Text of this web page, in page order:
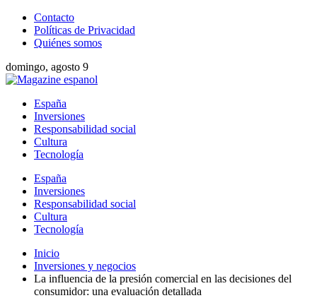
Contacto
Políticas de Privacidad
Quiénes somos
domingo, agosto 9
España
Inversiones
Responsabilidad social
Cultura
Tecnología
España
Inversiones
Responsabilidad social
Cultura
Tecnología
Inicio
Inversiones y negocios
La influencia de la presión comercial en las decisiones del
consumidor: una evaluación detallada